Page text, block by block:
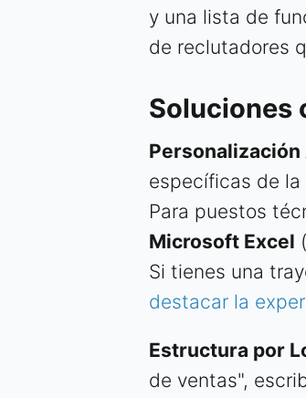
y una lista de
de reclutadores
Soluciones
Personalización
específicas de
Para puestos
Microsoft Excel
Si tienes una
destacar la
Estructura por
de ventas",